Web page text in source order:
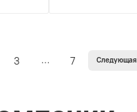
3 … 7 Следующая